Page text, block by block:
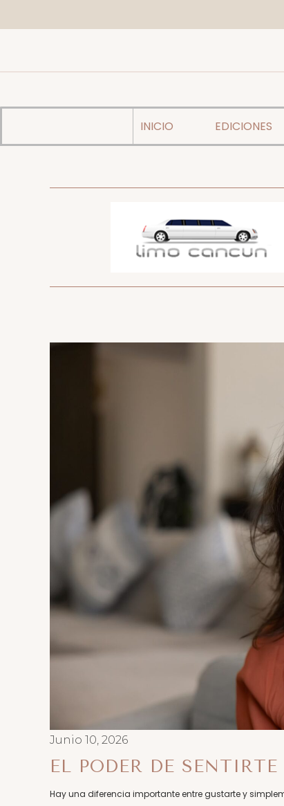
INICIO EDICIONES
Junio 10, 2026
EL PODER DE
Hay una diferencia importante entre gustarte y